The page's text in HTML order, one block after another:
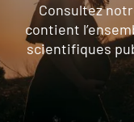
Consultez
contient
scientifiques